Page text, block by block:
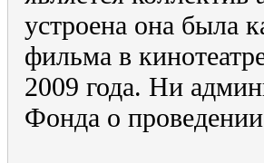
устроена она была
фильма в
2009 года. Ни
Фонда о